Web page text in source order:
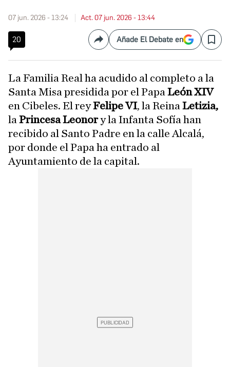
07 jun. 2026 - 13:24 Act. 07 jun. 2026 - 13:44
20 CompartirAñade El Debate en Save
La Familia Real ha acudido al completo a la
Santa Misa presidida por el Papa León XIV
en Cibeles. El reyFelipe VI, la Reina Letizia,
la Princesa Leonory la Infanta Sofía han
recibido al Santo Padre en la calle Alcalá,
por donde el Papa ha entrado al
Ayuntamiento de la capital.